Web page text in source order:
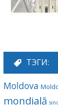
ТЭГИ:
Moldova
mondială